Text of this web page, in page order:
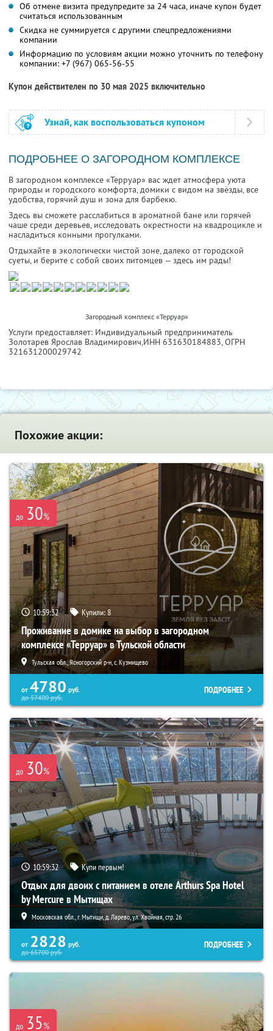
Об отмене визита предупредите за 24 часа, иначе купон будет
считаться использованным
Скидка не суммируется с другими спецпредложениями
компании
Информацию по условиям акции можно уточнить по телефону
компании: +7 (967) 065-56-55
Купон действителен по 30 мая 2025 включительно
Узнай, как воспользоваться купоном
ПОДРОБНЕЕ О ЗАГОРОДНОМ КОМПЛЕКСЕ
В загородном комплексе «Терруар» вас ждет атмосфера уюта
природы и городского комфорта, домики с видом на звёзды, все
удобства, горячий душ и зона для барбекю.
Здесь вы сможете расслабиться в ароматной бане или горячей
чаше среди деревьев, исследовать окрестности на квадроцикле и
насладиться конными прогулками.
Отдыхайте в экологически чистой зоне, далеко от городской
суеты, и берите с собой своих питомцев — здесь им рады!
Загородный комплекс «Терруар»
Услуги предоставляет: Индивидуальный предприниматель
Золотарев Ярослав Владимирович,ИНН 631630184883, ОГРН
321631200029742
Похожие акции:
до 30%
10:59:31 Купили:8
Проживание в домике на выбор в загородном
комплексе «Терруар» в Тульской области
Тульская обл., Ясногорский р-н, с. Кузмищево
от 4780 руб.
до57400руб.
ПОДРОБНЕЕ
до 30%
10:59:31 Купи первым!
Отдых для двоих с питанием в отеле Arthurs Spa Hotel
by Mercure в Мытищах
Московская обл., г. Мытищи, д. Ларево, ул. Хвойная, стр. 26
от 2828 руб.
до65700руб.
ПОДРОБНЕЕ
до 35%